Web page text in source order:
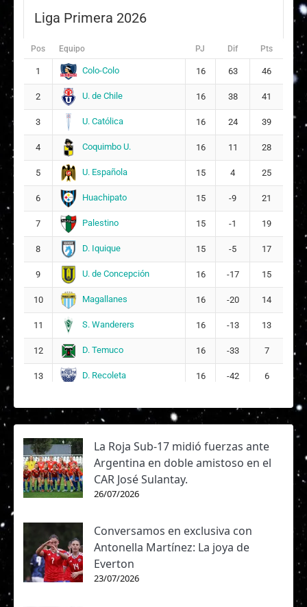
Liga Primera 2026
Pos Equipo PJ Dif Pts
1 Colo-Colo 16 63 46
2 U. de Chile 16 38 41
3 U. Católica 16 24 39
4 Coquimbo U. 16 11 28
5 U. Española 15 4 25
6 Huachipato 15 -9 21
7 Palestino 15 -1 19
8 D. Iquique 15 -5 17
9 U. de Concepción 16 -17 15
10 Magallanes 16 -20 14
11 S. Wanderers 16 -13 13
12 D. Temuco 16 -33 7
13 D. Recoleta 16 -42 6
La Roja Sub-17 midió fuerzas ante
Argentina en doble amistoso en el
CAR José Sulantay.
26/07/2026
Conversamos en exclusiva con
Antonella Martínez: La joya de
Everton
23/07/2026